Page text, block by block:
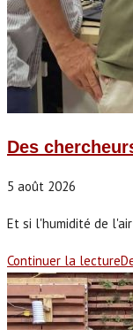
Des
5 août 2026
Et si l'humidité de
Continuer la lecture